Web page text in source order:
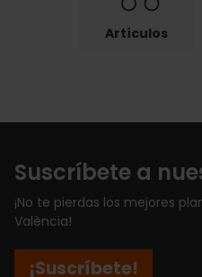
Artículos
Suscríbete a
¡No te pierdas los mejores
València!
¡Suscríbete!